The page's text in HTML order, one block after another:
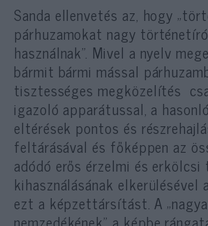
Sanda ellenvetés az, hogy
párhuzamokat nagy
használnak”. Mivel a nyelv
bármit bármi mással
tisztességes megközelítés
igazoló apparátussal, a
eltérések pontos és
feltárásával és főképpen az
adódó erős érzelmi és
kihasználásának elkerülésével
ezt a képzettársítást. A